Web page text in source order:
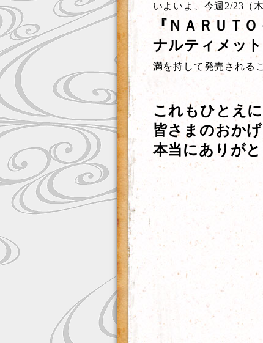
いよいよ、今週2/23（
『ＮＡＲＵＴ
ナルティメッ
満を持して発売される
これもひとえ
皆さまのおかげ
本当にありが